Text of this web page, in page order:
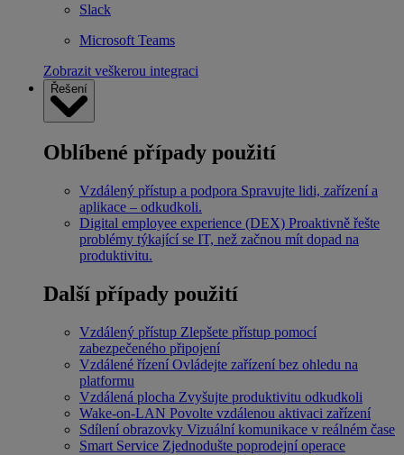
Slack
Microsoft Teams
Zobrazit veškerou integraci
Řešení
Oblíbené případy použití
Vzdálený přístup a podpora Spravujte lidi, zařízení a
aplikace – odkudkoli.
Digital employee experience (DEX) Proaktivně řešte
problémy týkající se IT, než začnou mít dopad na
produktivitu.
Další případy použití
Vzdálený přístup Zlepšete přístup pomocí
zabezpečeného připojení
Vzdálené řízení Ovládejte zařízení bez ohledu na
platformu
Vzdálená plocha Zvyšujte produktivitu odkudkoli
Wake-on-LAN Povolte vzdálenou aktivaci zařízení
Sdílení obrazovky Vizuální komunikace v reálném čase
Smart Service Zjednodušte poprodejní operace